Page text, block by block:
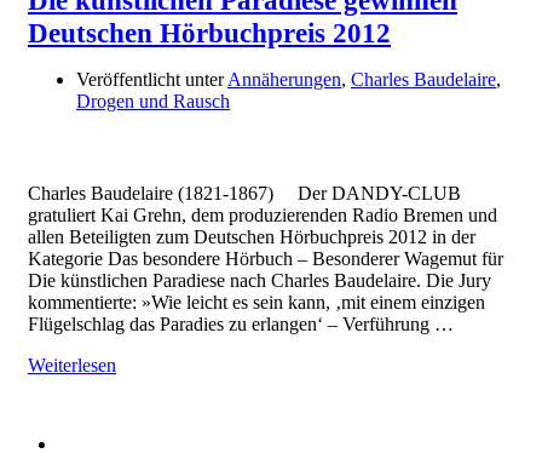
Deutschen Hörbuchpreis 2012
Veröffentlicht unterAnnäherungen, Charles Baudelaire,
Drogen und Rausch
Charles Baudelaire (1821-1867) Der DANDY-CLUB
gratuliert Kai Grehn, dem produzierenden Radio Bremen und
allen Beteiligten zum Deutschen Hörbuchpreis 2012 in der
Kategorie Das besondere Hörbuch – Besonderer Wagemut für
Die künstlichen Paradiese nach Charles Baudelaire. Die Jury
kommentierte: »Wie leicht es sein kann, ‚mit einem einzigen
Flügelschlag das Paradies zu erlangen‘ – Verführung …
Weiterlesen